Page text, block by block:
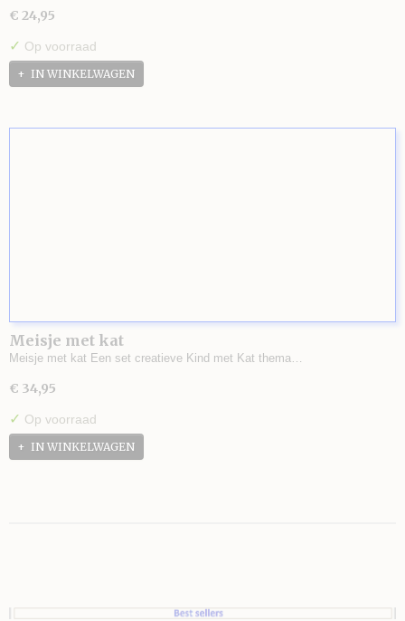
€ 24,95
✓ Op voorraad
IN WINKELWAGEN
Meisje met kat
Meisje met kat Een set creatieve Kind met Kat thema…
€ 34,95
✓ Op voorraad
IN WINKELWAGEN